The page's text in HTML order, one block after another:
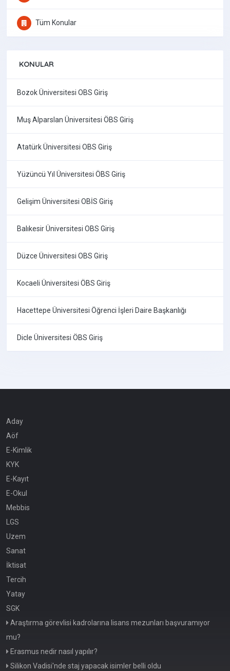
Tüm Konular
KONULAR
Bozok Üniversitesi OBS Giriş
Muş Alparslan Üniversitesi ÖBS Giriş
Atatürk Üniversitesi OBS Giriş
Yüzüncü Yıl Üniversitesi ÖBS Giriş
Gelişim Üniversitesi OBİS Giriş
Balıkesir Üniversitesi OBS Giriş
Düzce Üniversitesi OBS Giriş
Kocaeli Üniversitesi ÖBS Giriş
Hacettepe Üniversitesi Öğrenci İşleri Daire Başkanlığı
Dicle Üniversitesi ÖBS Giriş
Aday
Aöf
E-Kimlik
KYK
E-Kayıt
E-Okul
Mebbis
LGS
Uzem
Sanat
İktisat
Tercih
Yatay
SGK
Araştırma görevlisi kadrolarına lisans mezunları başvuramıyor
mu?
Erasmus nedir nasıl yapılır?
Silikon Vadisi'nde staj yapacak isimler belli oldu